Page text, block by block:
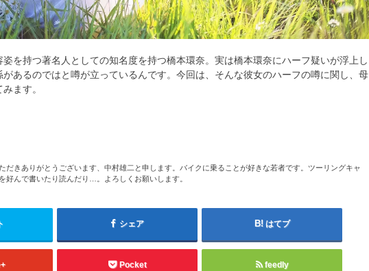
を持つ著名人としての知名度を持つ橋本環奈。実は橋本環奈にハーフ疑いが浮上し
あるのではと噂が立っているんです。今回は、そんな彼女のハーフの噂に関し、母
ます。
だきありがとうございます、中村雄二と申します。バイクに乗ることが好きな若者です。ツーリングキャ
好んで書いたり読んだり…。よろしくお願いします。
シェア はてブ
Pocket feedly